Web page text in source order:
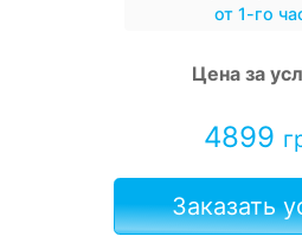
от 1-го
Цена за
4899
Заказать